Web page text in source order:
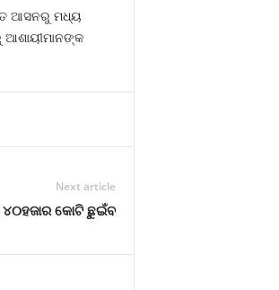
ଆସନରୁ ମଧ୍ୟ
ଆଶାୟୀମାନଙ୍କ
Next article
୪୦ହଜାର କୋଟି ଛୁଇଁବ